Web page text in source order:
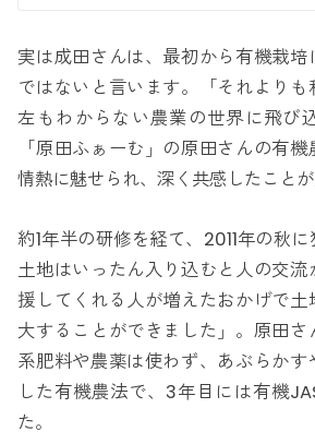
実は成田さんは、最初から有機栽
ではないと言います。「それよりも
左もわからない農業の世界に飛び
「原田ふぁーむ」の原田さんの有
情熱に魅せられ、深く共感したことが
約1年半の研修を経て、2011年の秋
土地はいったん入り込むと人の交
援してくれる人が増えたおかげで
大することができました」。原田
系肥料や農薬は使わず、あぶらか
した有機農法で、3年目には有機
た。